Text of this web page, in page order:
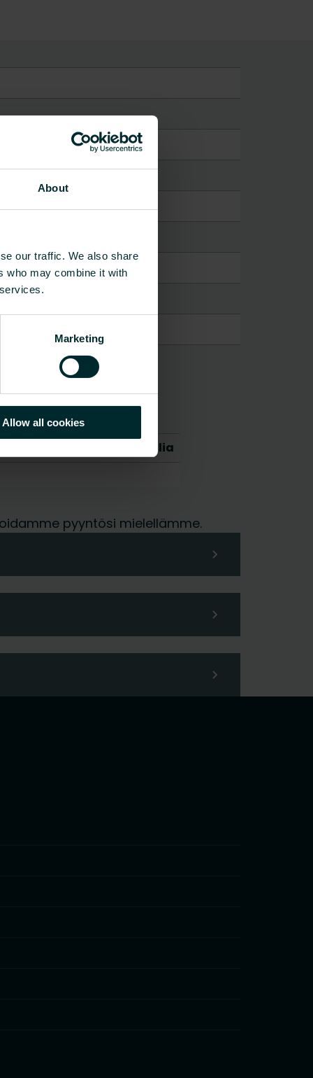
About
our traffic. We also share
who may combine it with
Marketing
Allow all cookies
per kg materiaalia
pyyntösi mielellämme.